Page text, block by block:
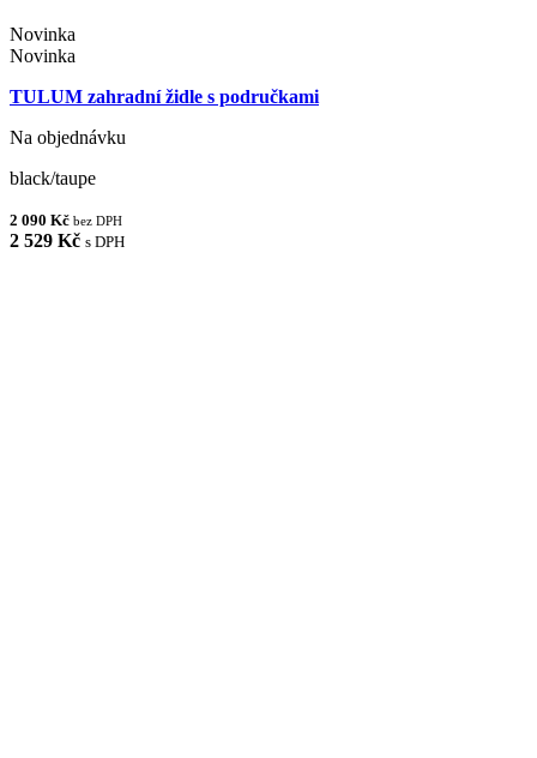
Novinka
Novinka
TULUM zahradní židle s područkami
Na objednávku
black/taupe
2 090 Kč bez DPH
2 529 Kč s DPH